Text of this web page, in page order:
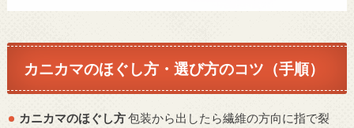
カニカマのほぐし方・選び方のコツ（手順）
カニカマのほぐし方包装から出したら繊維の方向に指で裂